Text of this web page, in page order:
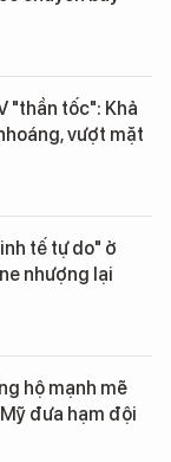
"thần tốc": Khả
vượt mặt
tế tự do" ở
nhượng lại
hộ mạnh mẽ
đưa hạm đội